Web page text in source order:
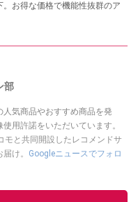
。お得な価格で機能性抜群のア
部
気商品やおすすめ商品を発
使用許諾をいただいています。
と共同開設したレコメンドサ
け。 Googleニュースでフォロ
シストの他の記事を読む